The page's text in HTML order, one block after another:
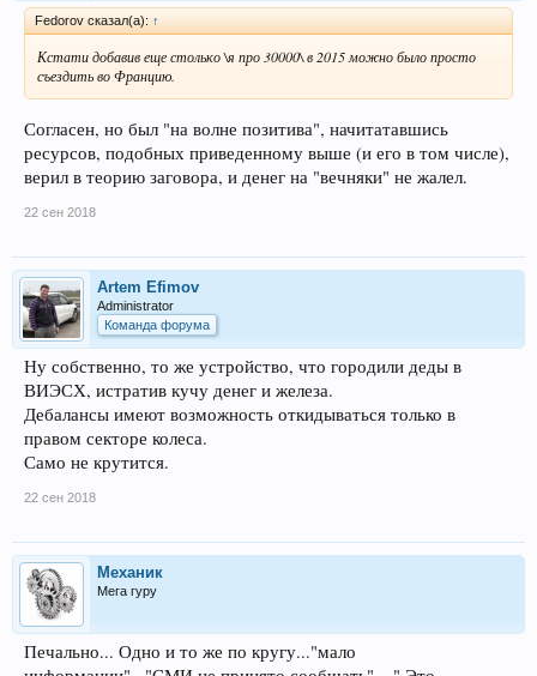
Fedorov сказал(а): ↑
Кстати добавив еще столько \я про 30000\ в 2015 можно было просто
съездить во Францию.
Согласен, но был "на волне позитива", начитатавшись
ресурсов, подобных приведенному выше (и его в том числе),
верил в теорию заговора, и денег на "вечняки" не жалел.
22 сен 2018
Artem Efimov
Administrator
Команда форума
Ну собственно, то же устройство, что городили деды в
ВИЭСХ, истратив кучу денег и железа.
Дебалансы имеют возможность откидываться только в
правом секторе колеса.
Само не крутится.
22 сен 2018
Механик
Мега гуру
Печально... Одно и то же по кругу..."мало